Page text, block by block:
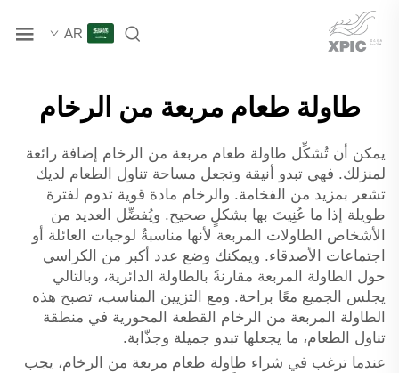
AR
طاولة طعام مربعة من الرخام
يمكن أن تُشكِّل طاولة طعام مربعة من الرخام إضافة رائعة
لمنزلك. فهي تبدو أنيقة وتجعل مساحة تناول الطعام لديك
تشعر بمزيد من الفخامة. والرخام مادة قوية تدوم لفترة
طويلة إذا ما عُنِيتَ بها بشكلٍ صحيح. ويُفضِّل العديد من
الأشخاص الطاولات المربعة لأنها مناسبةٌ لوجبات العائلة أو
اجتماعات الأصدقاء. ويمكنك وضع عدد أكبر من الكراسي
حول الطاولة المربعة مقارنةً بالطاولة الدائرية، وبالتالي
يجلس الجميع معًا براحة. ومع التزيين المناسب، تصبح هذه
الطاولة المربعة من الرخام القطعة المحورية في منطقة
تناول الطعام، ما يجعلها تبدو جميلة وجذّابة.
عندما ترغب في شراء طاولة طعام مربعة من الرخام، يجب